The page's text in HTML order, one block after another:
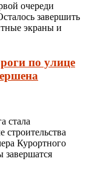
очереди
завершить
экраны и
по улице
стала
Курортного